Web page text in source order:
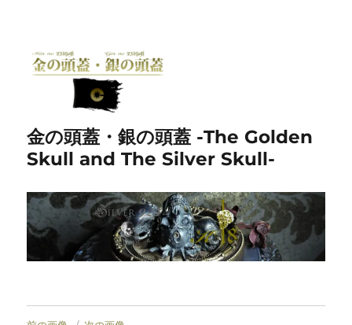
金の頭蓋・銀の頭蓋 -The Golden
Skull and The Silver Skull-